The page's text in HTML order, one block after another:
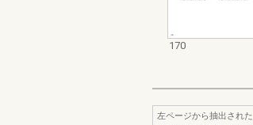
170
左ページから抽出され